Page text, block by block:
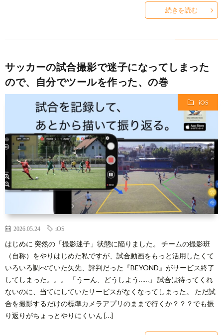
続きを読む
サッカーの試合撮影で迷子になってしまった
ので、自分でツールを作った、の巻
iOS
2026.05.24 iOS
はじめに 突然の「撮影迷子」状態に陥りました。 チームの撮影班
（自称）をやりはじめた私ですが、試合動画をもっと活用したくて
いろいろ調べていた矢先、評判だった『BEYOND』がサービス終了
してしまった。。。 「うーん、どうしよう……」 試合は待ってくれ
ないのに、当てにしていたサービスがなくなってしまった。 ただ試
合を撮影するだけの標準カメラアプリのままで行くか？？？でも振
り返りがちょっとやりにくいん […]